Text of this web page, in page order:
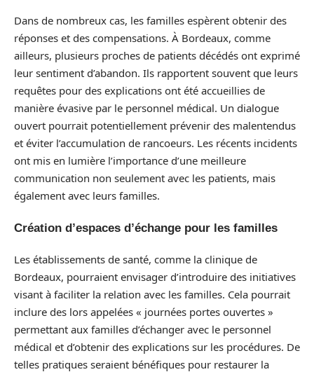
Dans de nombreux cas, les familles espèrent obtenir des
réponses et des compensations. À Bordeaux, comme
ailleurs, plusieurs proches de patients décédés ont exprimé
leur sentiment d’abandon. Ils rapportent souvent que leurs
requêtes pour des explications ont été accueillies de
manière évasive par le personnel médical. Un dialogue
ouvert pourrait potentiellement prévenir des malentendus
et éviter l’accumulation de rancoeurs. Les récents incidents
ont mis en lumière l’importance d’une meilleure
communication non seulement avec les patients, mais
également avec leurs familles.
Création d’espaces d’échange pour les familles
Les établissements de santé, comme la clinique de
Bordeaux, pourraient envisager d’introduire des initiatives
visant à faciliter la relation avec les familles. Cela pourrait
inclure des lors appelées « journées portes ouvertes »
permettant aux familles d’échanger avec le personnel
médical et d’obtenir des explications sur les procédures. De
telles pratiques seraient bénéfiques pour restaurer la